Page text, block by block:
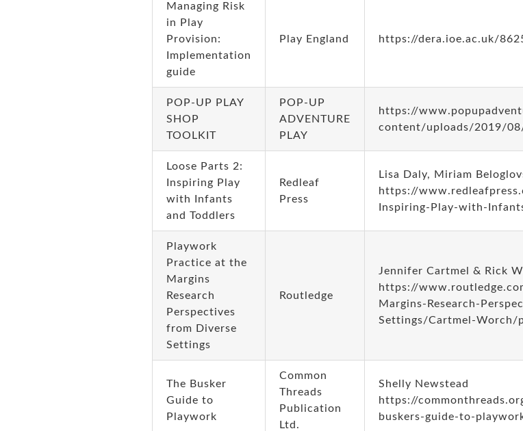
Managing Risk
in Play
Provision:
Implementation
guide
Play England https://dera.ioe.ac.uk/
POP-UP PLAY
SHOP
TOOLKIT
POP-UP
ADVENTURE
PLAY
https://
content/uploads/2019/
Loose Parts 2:
Inspiring Play
with Infants
and Toddlers
Redleaf
Press
Lisa Daly, Miriam
https://
Inspiring-Play-with-
Playwork
Practice at the
Margins
Research
Perspectives
from Diverse
Settings
Routledge
Jennifer Cartmel & Rick
https://
Margins-Research-
Settings/Cartmel-Worch/
The Busker
Guide to
Playwork
Common
Threads
Publication
Ltd.
Shelly Newstead
https://
buskers-guide-to-